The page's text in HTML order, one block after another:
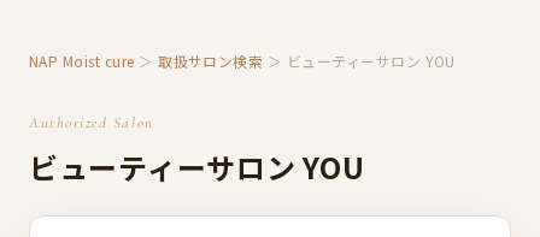
NAP Moist cure ＞取扱サロン検索 ＞ ビューティーサロン YOU
Authorized Salon
ビューティーサロン YOU